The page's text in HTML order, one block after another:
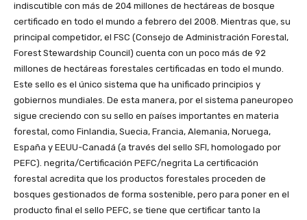
indiscutible con más de 204 millones de hectáreas de bosque
certificado en todo el mundo a febrero del 2008. Mientras que, su
principal competidor, el FSC (Consejo de Administración Forestal,
Forest Stewardship Council) cuenta con un poco más de 92
millones de hectáreas forestales certificadas en todo el mundo.
Este sello es el único sistema que ha unificado principios y
gobiernos mundiales. De esta manera, por el sistema paneuropeo
sigue creciendo con su sello en países importantes en materia
forestal, como Finlandia, Suecia, Francia, Alemania, Noruega,
España y EEUU-Canadá (a través del sello SFI, homologado por
PEFC). negrita/Certificación PEFC/negrita La certificación
forestal acredita que los productos forestales proceden de
bosques gestionados de forma sostenible, pero para poner en el
producto final el sello PEFC, se tiene que certificar tanto la